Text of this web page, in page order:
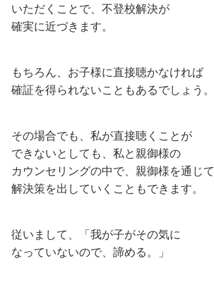
いただくことで、不登校解決が
確実に近づきます。
もちろん、お子様に直接聴かなければ
確証を得られないこともあるでしょう。
その場合でも、私が直接聴くことが
できないとしても、私と親御様の
カウンセリングの中で、親御様を通じて
解決策を出していくこともできます。
従いまして、「我が子がその気に
なっていないので、諦める。」